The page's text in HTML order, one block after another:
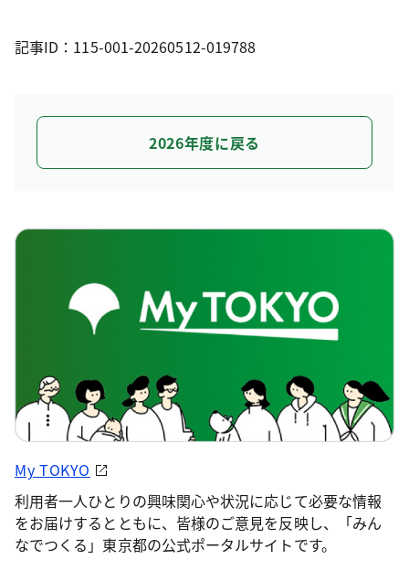
記事ID：115-001-20260512-019788
2026年度に戻る
My TOKYO
利用者一人ひとりの興味関心や状況に応じて必要な情報
をお届けするとともに、皆様のご意見を反映し、「みん
なでつくる」東京都の公式ポータルサイトです。